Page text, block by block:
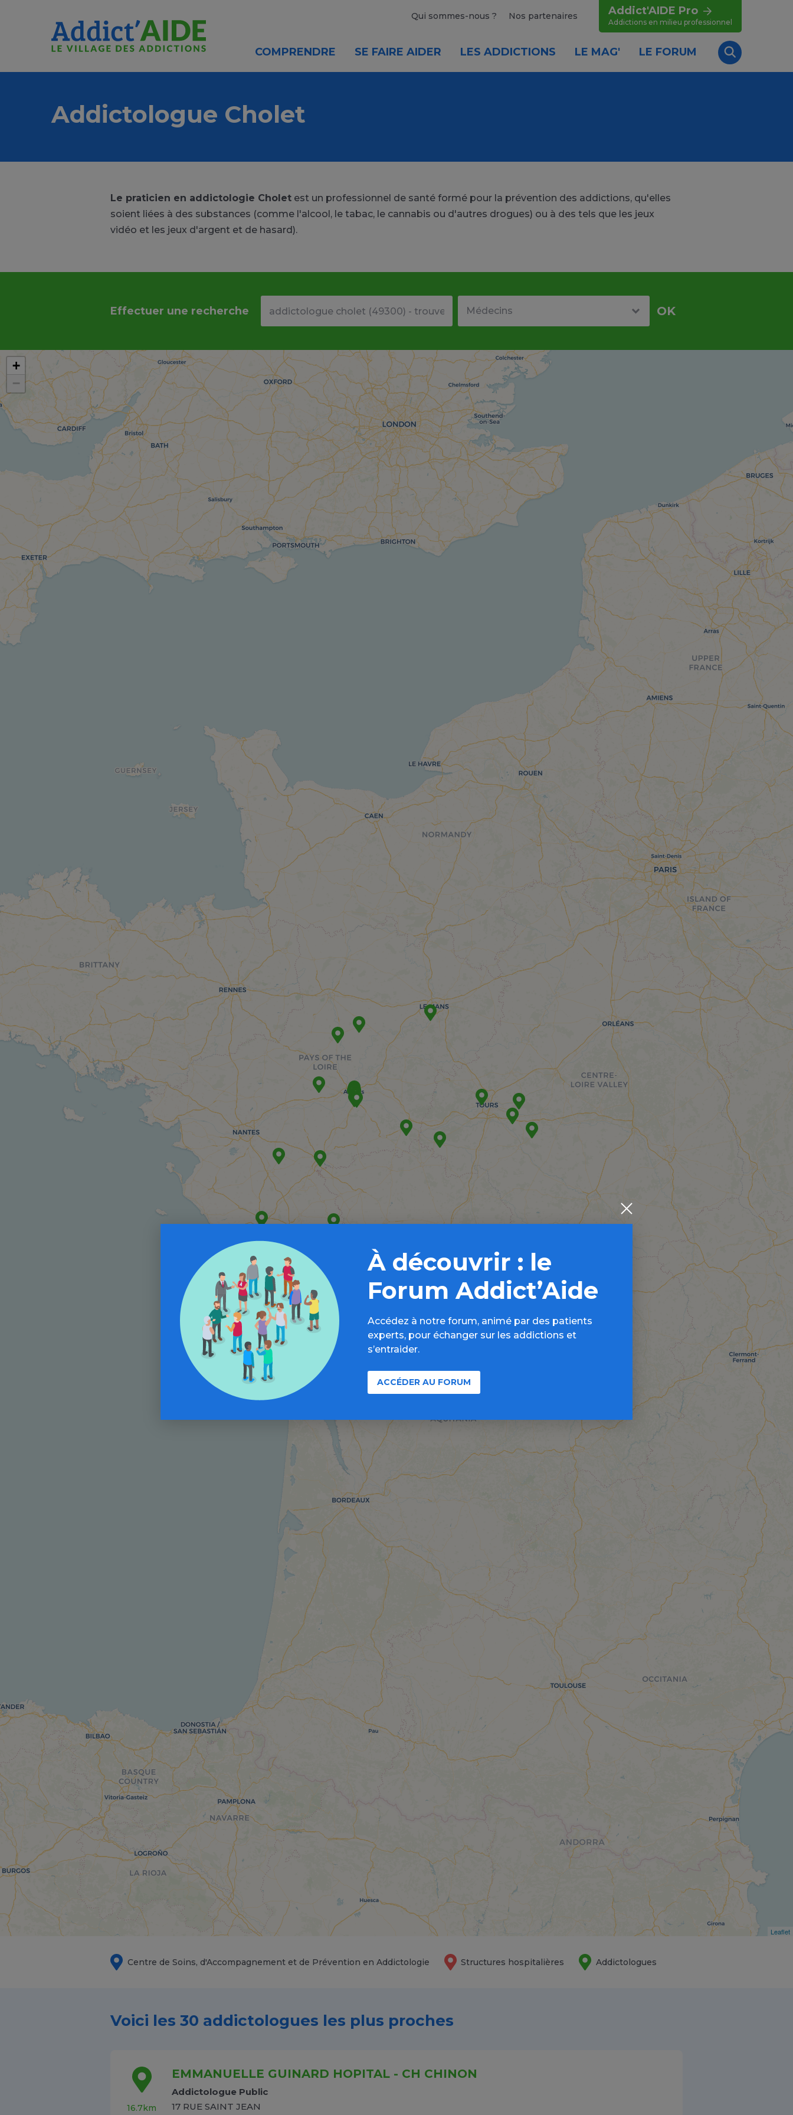
Qui sommes-nous ? Nos partenaires Addict'AIDE Pro
Addictions en milieu professionnel
COMPRENDRE SE FAIRE AIDER LES ADDICTIONS LE MAG' LE FORUM
Recherche
Addictologue Cholet
Le praticien en addictologie Cholet est un professionnel de santé formé pour la prévention des addictions, qu'elles
soient liées à des substances (comme l'alcool, le tabac, le cannabis ou d'autres drogues) ou à des tels que les jeux
vidéo et les jeux d'argent et de hasard).
Effectuer une recherche OK
+
−
Leaflet
Centre de Soins, d'Accompagnement et de Prévention en Addictologie Structures hospitalières Addictologues
Voici les 30 addictologues les plus proches
16.7km
EMMANUELLE GUINARD HOPITAL - CH CHINON
Addictologue Public
17 RUE SAINT JEAN
À découvrir : le
Forum Addict’Aide
Accédez à notre forum, animé par des patients
experts, pour échanger sur les addictions et
s’entraider.
ACCÉDER AU FORUM